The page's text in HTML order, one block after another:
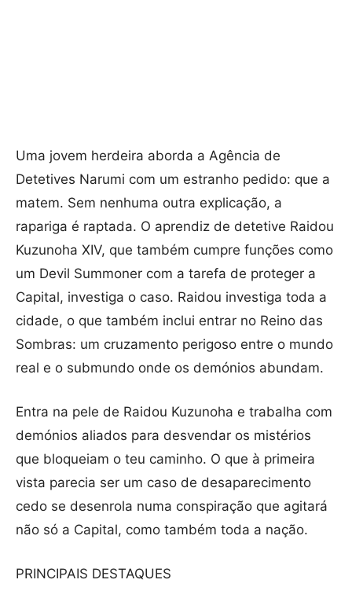
Uma jovem herdeira aborda a Agência de
Detetives Narumi com um estranho pedido: que a
matem. Sem nenhuma outra explicação, a
rapariga é raptada. O aprendiz de detetive Raidou
Kuzunoha XIV, que também cumpre funções como
um Devil Summoner com a tarefa de proteger a
Capital, investiga o caso. Raidou investiga toda a
cidade, o que também inclui entrar no Reino das
Sombras: um cruzamento perigoso entre o mundo
real e o submundo onde os demónios abundam.
Entra na pele de Raidou Kuzunoha e trabalha com
demónios aliados para desvendar os mistérios
que bloqueiam o teu caminho. O que à primeira
vista parecia ser um caso de desaparecimento
cedo se desenrola numa conspiração que agitará
não só a Capital, como também toda a nação.
PRINCIPAIS DESTAQUES